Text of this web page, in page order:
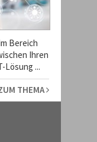
Bereich
Ihren
Lösung ...
THEMA